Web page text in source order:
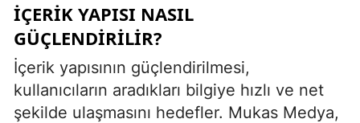
İÇERIK YAPISI NASIL
GÜÇLENDIRILIR?
İçerik yapısının güçlendirilmesi,
kullanıcıların aradıkları bilgiye hızlı ve net
şekilde ulaşmasını hedefler. Mukas Medya,